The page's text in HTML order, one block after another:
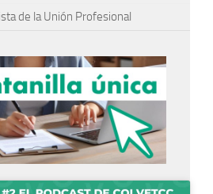
de la Unión Profesional